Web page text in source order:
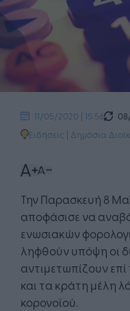
11/05/2020 | 15:56
Ειδήσεις | Δημόσια
Την Παρασκευή 8
αποφάσισε να
ενωσιακών
ληφθούν υπόψη οι
αντιμετωπίζουν επί
και τα κράτη μέλη
κορονοϊού.